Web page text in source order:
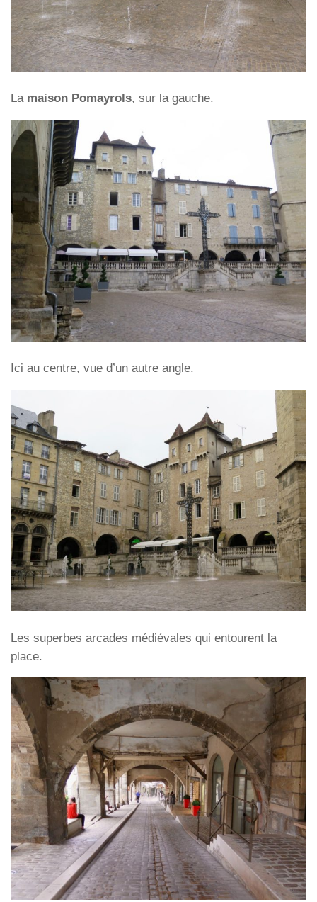
La maison Pomayrols, sur la gauche.
Ici au centre, vue d’un autre angle.
Les superbes arcades médiévales qui entourent la
place.